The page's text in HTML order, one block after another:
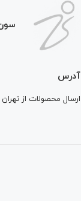
آدرس
ارسال محصولات از